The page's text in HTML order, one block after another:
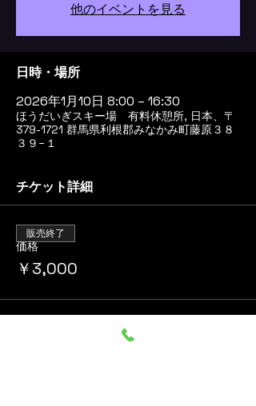
他のイベントを見る
日時・場所
2026年1月10日 8:00 – 16:30
ほうだいぎスキー場 有料休憩所, 日本、〒
379-1721 群馬県利根郡みなかみ町藤原３８
３９−１
チケット詳細
価格
￥3,000
販売終了